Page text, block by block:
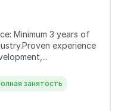
Minimum 3 years of
experience
занятость